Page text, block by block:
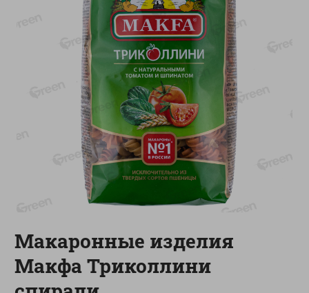
13.99 руб./ шт
Масло Топленое ГХИ
Местное Известное 99%
6.89
5.99 руб./
Яйца перепелиные
копченые Молодецкие
Местное известное 20 шт
упак Солигорска п/ф
20шт в уп
Показано 1-14 из 79
Показать 15-28 из 79
Каталог товаров
Специально для вас
Макаронные изделия
Макфа Триколлини